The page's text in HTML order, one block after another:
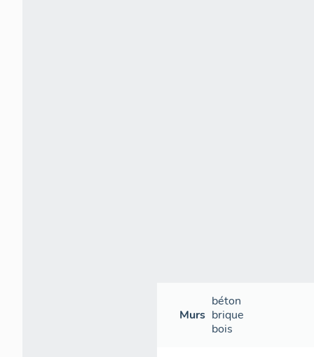
Murs
béton
brique
bois